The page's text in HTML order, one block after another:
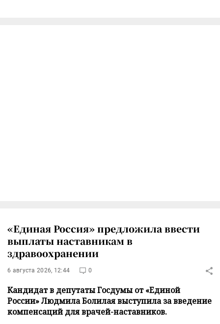
«Единая Россия» предложила ввести
выплаты наставникам в
здравоохранении
6 августа 2026, 12:44 0
Кандидат в депутаты Госдумы от «Единой
России» Людмила Болилая выступила за введение
компенсаций для врачей-наставников.